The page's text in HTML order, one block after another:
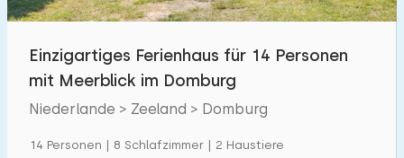
Entfernungen
Zum Meer(max. km):
Zum Wald(max. km):
Einzigartiges Ferienhaus für 14 Personen
mit Meerblick im Domburg
Niederlande > Zeeland > Domburg
14 Personen | 8 Schlafzimmer | 2 Haustiere